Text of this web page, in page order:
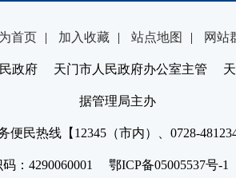
首页 | 加入收藏 | 站点地图 | 网站
民政府 天门市人民政府办公室主管 天
据管理局主办
便民热线【12345（市内）、0728-
码：4290060001 鄂ICP备05005537号